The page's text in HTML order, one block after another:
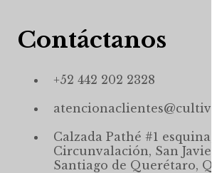
Contáctanos
+52 442 202 2328
Calzada Pathé #1 esquina,
Circunvalación, San
Santiago de Querétaro,